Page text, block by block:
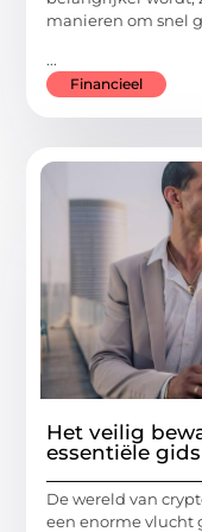
manieren om snel
...
Financieel
Het veilig
essentiële gids
De wereld van
een enorme vlucht